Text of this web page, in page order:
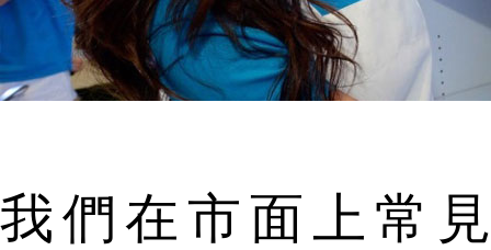
我們在市面上常